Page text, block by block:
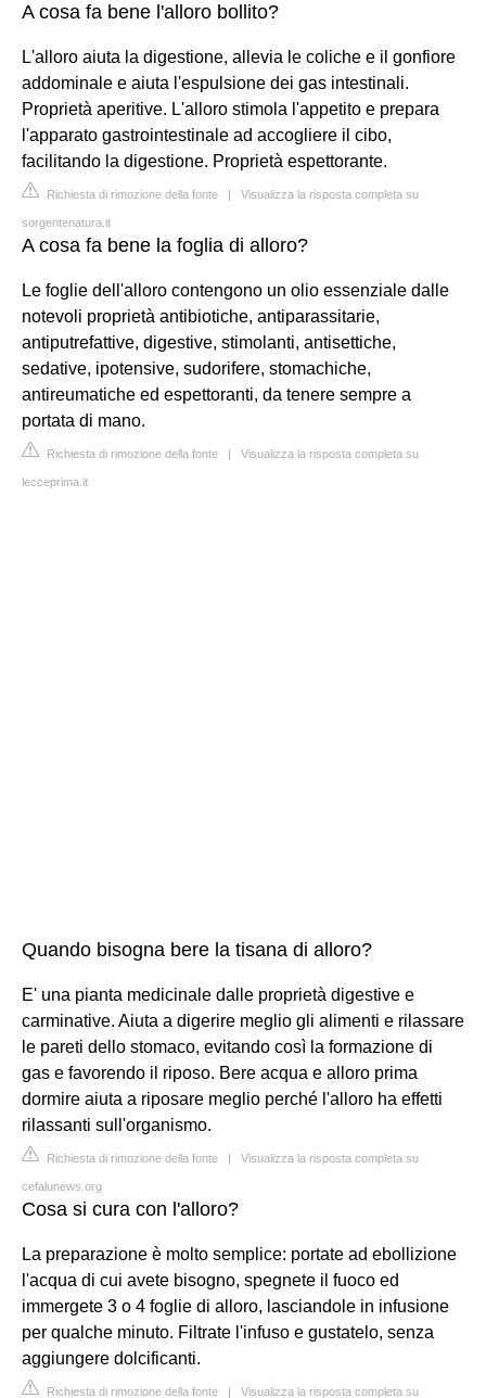
A cosa fa bene l'alloro bollito?
L'alloro aiuta la digestione, allevia le coliche e il gonfiore
addominale e aiuta l'espulsione dei gas intestinali.
Proprietà aperitive. L'alloro stimola l'appetito e prepara
l'apparato gastrointestinale ad accogliere il cibo,
facilitando la digestione. Proprietà espettorante.
Richiesta di rimozione della fonte | Visualizza la risposta completa su
sorgentenatura.it
A cosa fa bene la foglia di alloro?
Le foglie dell'alloro contengono un olio essenziale dalle
notevoli proprietà antibiotiche, antiparassitarie,
antiputrefattive, digestive, stimolanti, antisettiche,
sedative, ipotensive, sudorifere, stomachiche,
antireumatiche ed espettoranti, da tenere sempre a
portata di mano.
Richiesta di rimozione della fonte | Visualizza la risposta completa su
lecceprima.it
Quando bisogna bere la tisana di alloro?
E' una pianta medicinale dalle proprietà digestive e
carminative. Aiuta a digerire meglio gli alimenti e rilassare
le pareti dello stomaco, evitando così la formazione di
gas e favorendo il riposo. Bere acqua e alloro prima
dormire aiuta a riposare meglio perché l'alloro ha effetti
rilassanti sull'organismo.
Richiesta di rimozione della fonte | Visualizza la risposta completa su
cefalunews.org
Cosa si cura con l'alloro?
La preparazione è molto semplice: portate ad ebollizione
l'acqua di cui avete bisogno, spegnete il fuoco ed
immergete 3 o 4 foglie di alloro, lasciandole in infusione
per qualche minuto. Filtrate l'infuso e gustatelo, senza
aggiungere dolcificanti.
Richiesta di rimozione della fonte | Visualizza la risposta completa su